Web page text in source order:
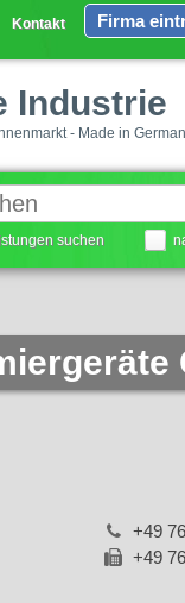
Kontakt Firma
Industrie
- Made in
suchen
+49
+49